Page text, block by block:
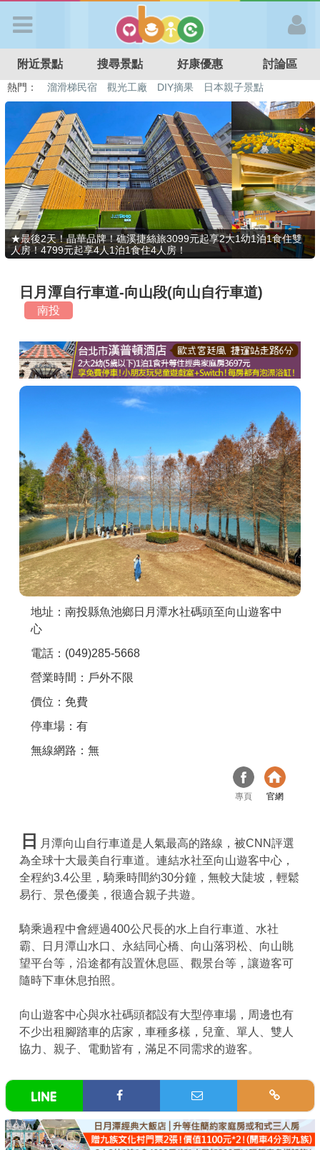
APP登入
首 頁
搜尋景點
好康優惠
最新消息
最新留言
商家合作
討論區
聯絡我們
APP下載
附近景點 搜尋景點 好康優惠 討論區
熱門： 溜滑梯民宿 觀光工廠 DIY摘果
日本親子景點
特色遊戲場
親子住房優惠 台北親子餐廳 溫泉泡湯SPA
★最後2天！晶華品牌！礁溪捷絲旅3099元起享2大1幼1泊1食住雙
人房！4799元起享4人1泊1食住4人房！
日月潭自行車道-向山段(向山自行車道)
南投
地址：南投縣魚池鄉日月潭水社碼頭至向山遊客中
心
電話：(049)285-5668
營業時間：戶外不限
價位：免費
停車場：有
無線網路：無
專頁 官網
日
月潭向山自行車道是人氣最高的路線，被CNN評選
為全球十大最美自行車道。連結水社至向山遊客中心，
全程約3.4公里，騎乘時間約30分鐘，無較大陡坡，輕鬆
易行、景色優美，很適合親子共遊。
騎乘過程中會經過400公尺長的水上自行車道、水社
霸、日月潭山水口、永結同心橋、向山落羽松、向山眺
望平台等，沿途都有設置休息區、觀景台等，讓遊客可
隨時下車休息拍照。
向山遊客中心與水社碼頭都設有大型停車場，周邊也有
不少出租腳踏車的店家，車種多樣，兒童、單人、雙人
協力、親子、電動皆有，滿足不同需求的遊客。